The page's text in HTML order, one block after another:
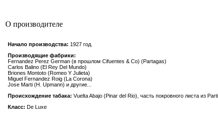
О производителе
Начало производства: 1927 год.
Производящие фабрики:
Fernandez Perez German (в прошлом Cifuentes & Co) (Partagas)
Carlos Balino (El Rey Del Mundo)
Briones Montoto (Romeo Y Julieta)
Miguel Fernandez Roig (La Corona)
Jose Marti (H. Upmann) и другие...
Происхождение табака: Vuelta Abajo (Pinar del Rio), часть покровного листа из
Класс: De Luxe